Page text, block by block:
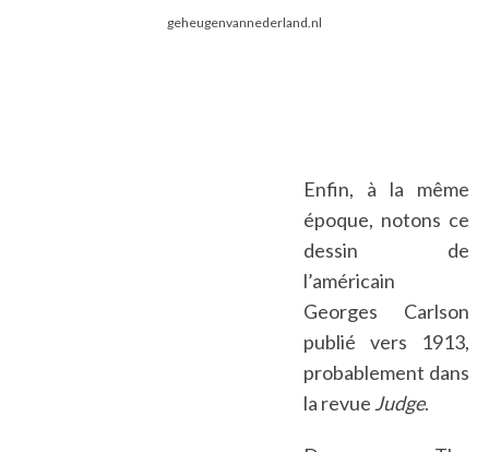
geheugenvannederland.nl
Enfin, à la même
époque, notons ce
dessin de
l’américain
Georges Carlson
publié vers 1913,
probablement dans
la revue Judge.